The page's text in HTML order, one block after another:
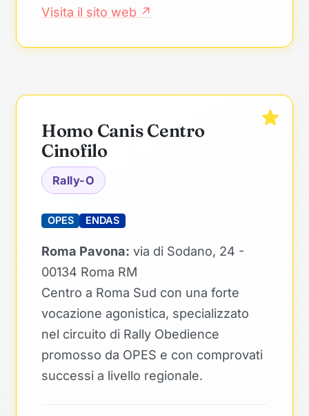
Visita il sito web ↗
Homo Canis Centro
Cinofilo
Rally-O
OPES ENDAS
Roma Pavona: via di Sodano, 24 -
00134 Roma RM
Centro a Roma Sud con una forte
vocazione agonistica, specializzato
nel circuito di Rally Obedience
promosso da OPES e con comprovati
successi a livello regionale.